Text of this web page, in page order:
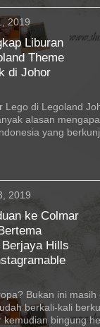
2019
Liburan
Theme
di Johor
Lego di Legoland
alasan
yang
2019
ke Colmar
Hills
Bukan ini
berkali-kali
kemudian bingung